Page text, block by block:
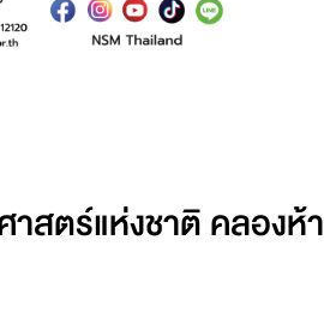
ตร์แห่งชาติ คลองห้า